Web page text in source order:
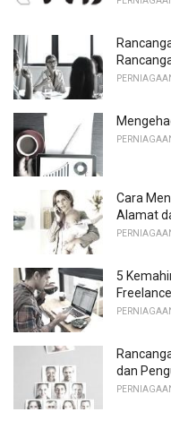
Cara
Alamat
5
dan